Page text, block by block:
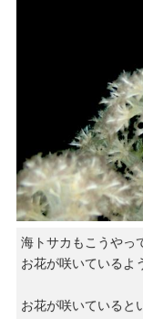
海トサカもこうやっ
お花が咲いているよ
お花が咲いていると